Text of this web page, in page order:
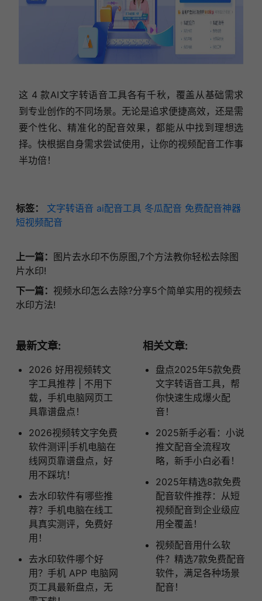
这 4 款AI文字转语音工具各有千秋，覆盖从基础需求
到专业创作的不同场景。无论是追求便捷高效，还是需
要个性化、精准化的配音效果，都能从中找到理想选
择。快根据自身需求尝试使用，让你的视频配音工作事
半功倍！
标签： 文字转语音 ai配音工具 冬瓜配音 免费配音神器
短视频配音
上一篇： 图片去水印不伤原图,7个方法教你轻松去除图
片水印!
下一篇： 视频水印怎么去除?分享5个简单实用的视频去
水印方法!
最新文章:
2026 好用视频转文
字工具推荐 | 不用下
载，手机电脑网页工
具靠谱盘点！
2026视频转文字免费
软件测评|手机电脑在
线网页靠谱盘点，好
用不踩坑！
去水印软件有哪些推
荐？手机电脑在线工
具真实测评，免费好
用！
去水印软件哪个好
用？手机 APP 电脑网
页工具最新盘点，无
相关文章:
盘点2025年5款免费
文字转语音工具，帮
你快速生成爆火配
音！
2025新手必看：小说
推文配音全流程攻
略，新手小白必看！
2025年精选8款免费
配音软件推荐：从短
视频配音到企业级应
用全覆盖！
视频配音用什么软
件？精选7款免费配音
软件，满足各种场景
配音！